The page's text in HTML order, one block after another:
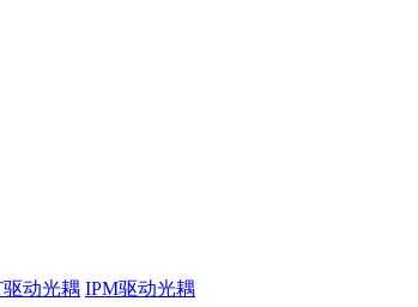
动光耦 IPM驱动光耦